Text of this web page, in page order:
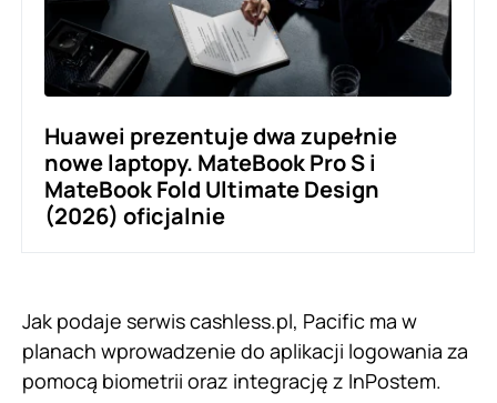
Huawei prezentuje dwa zupełnie
nowe laptopy. MateBook Pro S i
MateBook Fold Ultimate Design
(2026) oficjalnie
Jak podaje serwis cashless.pl, Pacific ma w
planach wprowadzenie do aplikacji logowania za
pomocą biometrii oraz integrację z InPostem.